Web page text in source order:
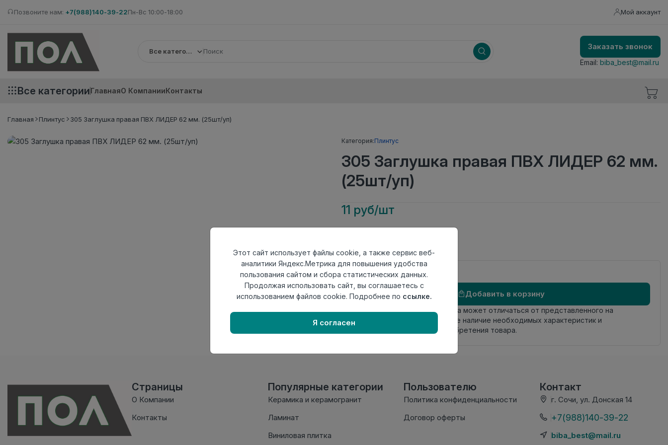
Позвоните нам: +7(988)140-39-22Пн-Вс 10:00-18:00 Мой аккаунт
Все категории
Заказать звонок
Email: biba_best@mail.ru
Все категорииГлавнаяО КомпанииКонтакты
Главная Плинтус 305 Заглушка правая ПВХ ЛИДЕР 62 мм. (25шт/уп)
Категория:Плинтус
305 Заглушка правая ПВХ ЛИДЕР 62 мм.
(25шт/уп)
11 руб/шт
Материал
ПВХ
Осталось25 шт
Добавить в корзину
Внимание! Внешний вид товара может отличаться от представленного на
настоящем сайте. Проверяйте наличие необходимых характеристик и
комплектации в момент приобретения товара.
Страницы
О Компании
Контакты
Популярные категории
Керамика и керамогранит
Ламинат
Виниловая плитка
Пользователю
Политика конфиденциальности
Договор оферты
Контакт
г. Сочи, ул. Донская 14
+7(988)140-39-22
biba_best@mail.ru
Этот сайт использует файлы cookie, а также сервис веб-
аналитики Яндекс.Метрика для повышения удобства
пользования сайтом и сбора статистических данных.
Продолжая использовать сайт, вы соглашаетесь с
использованием файлов cookie. Подробнее по ссылке.
Я согласен